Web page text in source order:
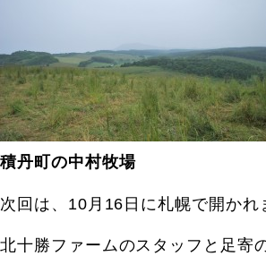
積丹町の中村牧場
次回は、10月16日に札幌で開かれ
北十勝ファームのスタッフと足寄